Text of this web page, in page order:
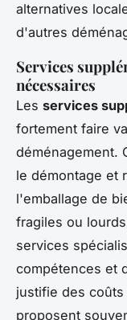
alternatives
d'autres
Services
nécessaires
Les services
fortement faire
déménagement.
le démontage et
l'emballage de
fragiles ou
services
compétences et
justifie des
proposent